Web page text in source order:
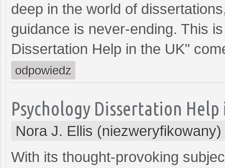
deep in the world of
guidance is never-ending. This
Dissertation Help in the UK"
odpowiedz
Psychology Dissertation Help
Nora J. Ellis (niezweryfikowany)
With its thought-provoking